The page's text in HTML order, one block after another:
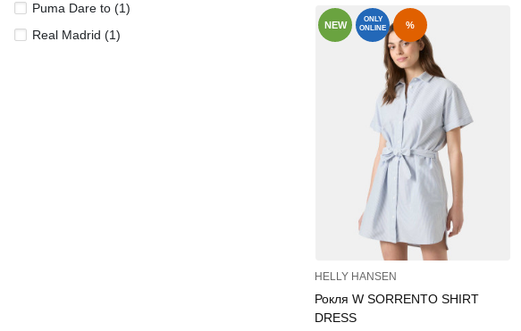
Puma Dare to (1)
Real Madrid (1)
NEW
ONLY
ONLINE
%
HELLY HANSEN
Рокля W SORRENTO SHIRT
DRESS